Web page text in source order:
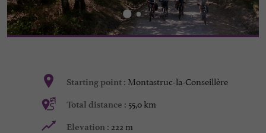
Starting point : Montastruc-la-Conseillère
Total distance : 55,0 km
Elevation : 222 m